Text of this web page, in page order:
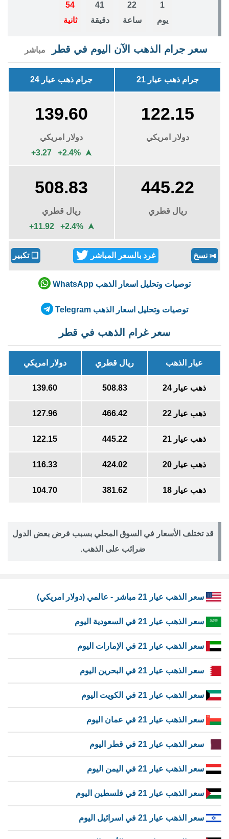
1
يوم
22
ساعة
41
دقيقة
54
ثانية
سعر جرام الذهب الآن اليوم في قطر مباشر
جرام ذهب عيار 21 جرام ذهب عيار 24
122.15
دولار امريكي
139.60
دولار امريكي
+3.27 +2.4%
➤
445.22
ريال قطري
508.83
ريال قطري
+11.92 +2.4%
➤
✄ نسخ غرد بالسعر المباشر ❏تكبير
توصيات وتحليل اسعار الذهب WhatsApp
توصيات وتحليل اسعار الذهب Telegram
سعر غرام الذهب في قطر
عيار الذهب ريال قطري دولار امريكي
ذهب عيار 24 508.83
139.60
ذهب عيار 22 466.42
127.96
ذهب عيار 21 445.22
122.15
ذهب عيار 20 424.02
116.33
ذهب عيار 18 381.62
104.70
قد تختلف الأسعار في السوق المحلي بسبب فرض بعض الدول
ضرائب على الذهب.
سعر الذهب عيار 21 مباشر - عالمي (دولار امريكي)
سعر الذهب عيار 21 في السعودية اليوم
سعر الذهب عيار 21 في الإمارات اليوم
سعر الذهب عيار 21 في البحرين اليوم
سعر الذهب عيار 21 في الكويت اليوم
سعر الذهب عيار 21 في عمان اليوم
سعر الذهب عيار 21 في قطر اليوم
سعر الذهب عيار 21 في اليمن اليوم
سعر الذهب عيار 21 في فلسطين اليوم
سعر الذهب عيار 21 في اسرائيل اليوم